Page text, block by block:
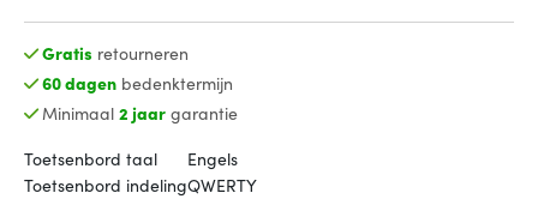
Gratis retourneren
60 dagenbedenktermijn
Minimaal 2 jaargarantie
Toetsenbord taal
Engels
Toetsenbord indelingQWERTY